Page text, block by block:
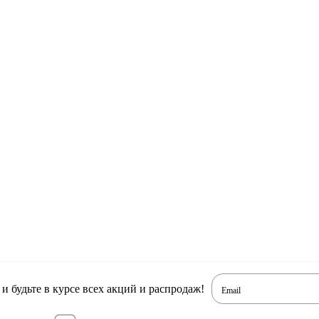
будьте в курсе всех акций и распродаж! Email